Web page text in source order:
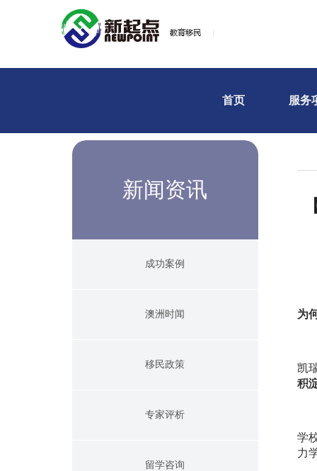
首页 服务
新闻资讯
成功案例
澳洲时闻
移民政策
专家评析
留学咨询
为
凯
积
学
力